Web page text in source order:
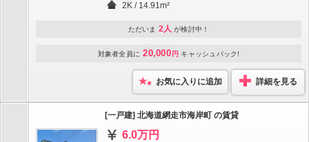
2K / 14.91m²
ただいま 2人 が検討中！
対象者全員に 20,000 円 キャッシュバック!
お気に入りに追加 詳細を見る
[一戸建] 北海道網走市海岸町 の賃貸
6.0万円